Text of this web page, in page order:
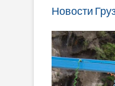
Новости